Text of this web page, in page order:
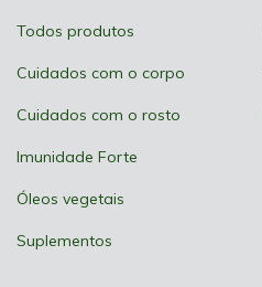
Todos produtos
Cuidados com o corpo
Cuidados com o rosto
Imunidade Forte
Óleos vegetais
Suplementos